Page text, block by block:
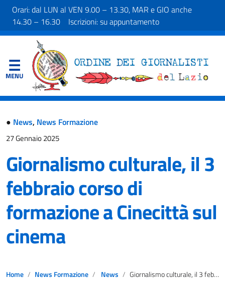
Orari: dal LUN al VEN 9.00 – 13.30, MAR e GIO anche
14.30 – 16.30 Iscrizioni: su appuntamento
● News, News Formazione
27 Gennaio 2025
Giornalismo culturale, il 3
febbraio corso di
formazione a Cinecittà sul
cinema
Home News Formazione News Giornalismo culturale, il 3 febbraio corso di formazione a Cinecittà sul cinema